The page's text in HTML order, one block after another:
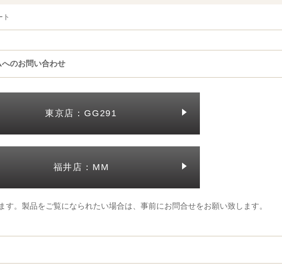
ト
のお問い合わせ
東京店：GG291
福井店：MM
す。製品をご覧になられたい場合は、事前にお問合せをお願い致します。